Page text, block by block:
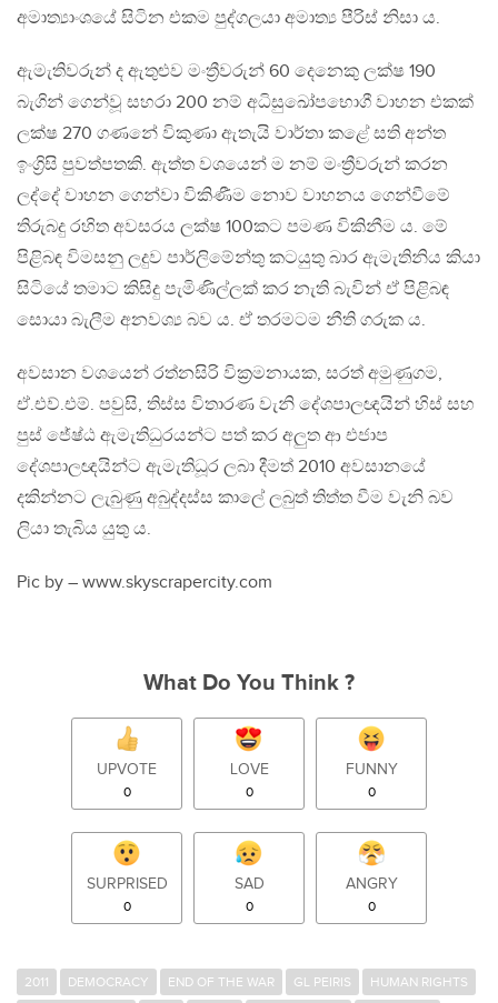
අමාත්‍යාංශයේ සිටින එකම පුද්ගලයා අමාත්‍ය පීරිස් නිසා ය.
ඇමැතිවරුන් ද ඇතුළුව මංත්‍රීවරුන් 60 දෙනෙකු ලක්ෂ 190
බැගින් ගෙන්වූ සහරා 200 නම් අධිසුඛෝපභොගී වාහන එකක්
ලක්ෂ 270 ගණනේ විකුණා ඇතැයි වාර්තා කළේ සති අන්ත
ඉංග්‍රිසි පුවත්පතකි. ඇත්ත වශයෙන් ම නම් මංත්‍රීවරුන් කරන
ලද්දේ වාහන ගෙන්වා විකිණීම නොව වාහනය ගෙන්වීමේ
තිරුබදු රහිත අවසරය ලක්ෂ 100කට පමණ විකිනීම ය. මේ
පිළිබඳ විමසනු ලදුව පාර්ලිමේන්තු කටයුතු බාර ඇමැතිනිය කියා
සිටියේ තමාට කිසිදු පැමිණිල්ලක් කර නැති බැවින් ඒ පිළිබඳ
සොයා බැලීම අනවශ්‍ය බව ය. ඒ තරමටම නීති ගරුක ය.
අවසාන වශයෙන් රත්නසිරි වික්‍රමනායක, සරත් අමුණුගම,
ඒ.එව්.එම්. පවුසි, තිස්ස විතාරණ වැනි දේශපාලඥයින් හිස් සහ
පුස් ජේෂ්ඨ ඇමැතිධුරයන්ට පත් කර අලුත ආ එජාප
දේශපාලඥයින්ට ඇමැතිධූර ලබා දීමත් 2010 අවසානයේ
දකින්නට ලැබුණු අබුද්දස්ස කාලේ ලබුත් තිත්ත වීම වැනි බව
ලියා තැබිය යුතු ය.
Pic by – www.skyscrapercity.com
What Do You Think ?
UPVOTE
0
LOVE
0
FUNNY
0
SURPRISED
0
SAD
0
ANGRY
0
2011 DEMOCRACY END OF THE WAR GL PEIRIS
HUMAN RIGHTS